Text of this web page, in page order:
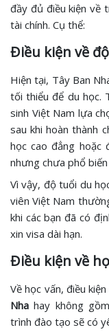
đầy đủ điều kiện về
tài chính. Cụ thể:
Điều kiện về
Hiện tại, Tây Ban
tối thiểu để du học.
sinh Việt Nam lựa
sau khi hoàn thành
học cao đẳng
nhưng chưa phổ
Vì vậy, độ tuổi du
viên Việt Nam
khi các bạn đã có
xin visa dài hạn.
Điều kiện về
Về học vấn, điều
Nha hay không
trình đào tạo sẽ có